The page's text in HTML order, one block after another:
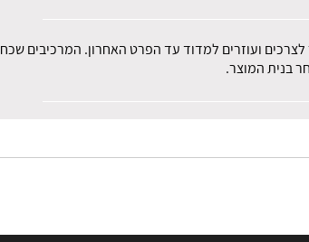
ועוזרים למדוד עד הפרט האחרון. המרכיבים
בנית המוצר.